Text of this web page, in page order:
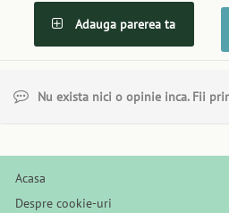
Adauga parerea ta
Nu exista nici o opinie inca. Fii
Acasa
Despre cookie-uri